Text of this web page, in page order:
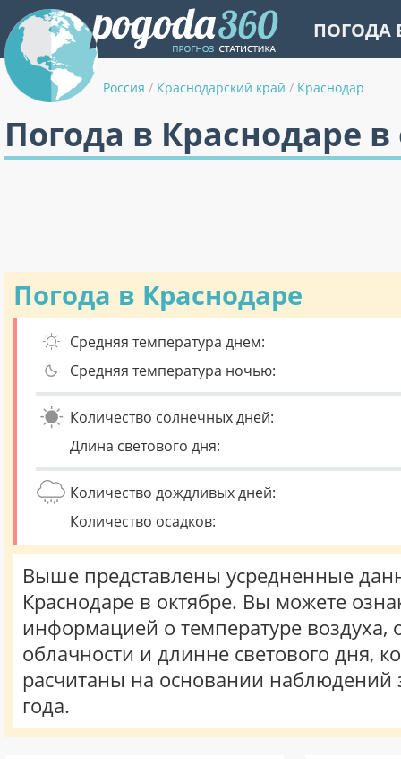
ПОГОДА
Россия / Краснодарский край / Краснодар
Погода в Краснодаре в
Погода в Краснодаре
Средняя температура днем:
Средняя температура ночью:
Количество солнечных дней:
Длина светового дня:
Количество дождливых дней:
Количество осадков:
Выше представлены усредненные
Краснодаре в октябре. Вы можете
информацией о температуре воздуха,
облачности и длинне светового дня,
расчитаны на основании наблюдений
года.